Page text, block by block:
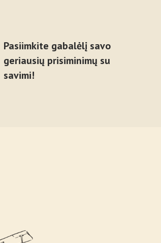
Pasiimkite gabalėlį savo
geriausių prisiminimų su
savimi!